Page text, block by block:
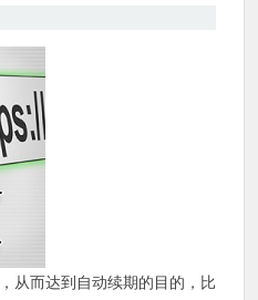
从而达到自动续期的目的，比